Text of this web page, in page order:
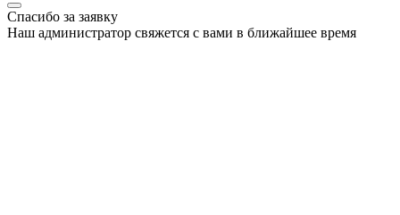
Спасибо за заявку
Наш администратор свяжется с вами в ближайшее время